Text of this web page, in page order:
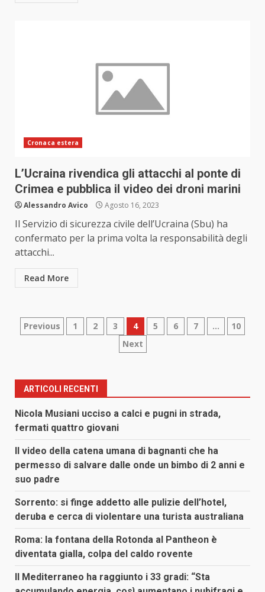
Cronaca estera
L’Ucraina rivendica gli attacchi al ponte di
Crimea e pubblica il video dei droni marini
Alessandro Avico Agosto 16, 2023
Il Servizio di sicurezza civile dell’Ucraina (Sbu) ha
confermato per la prima volta la responsabilità degli
attacchi...
Read More
Paginazione
articoli
Previous 1 2 3 4 5 6 7 …
10
Next
ARTICOLI RECENTI
Nicola Musiani ucciso a calci e pugni in strada,
fermati quattro giovani
Il video della catena umana di bagnanti che ha
permesso di salvare dalle onde un bimbo di 2 anni e
suo padre
Sorrento: si finge addetto alle pulizie dell’hotel,
deruba e cerca di violentare una turista australiana
Roma: la fontana della Rotonda al Pantheon è
diventata gialla, colpa del caldo rovente
Il Mediterraneo ha raggiunto i 33 gradi: “Sta